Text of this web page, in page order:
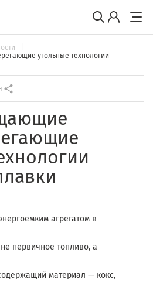
угольные технологии
агрегатом в
первичное топливо, а
материал — кокс,